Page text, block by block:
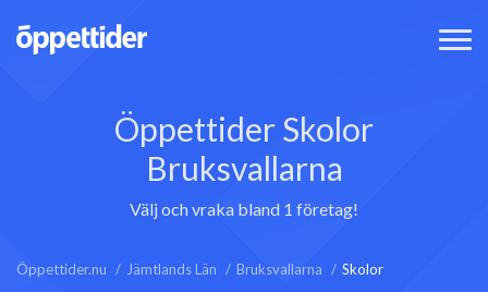
Öppettider Skolor
Bruksvallarna
Välj och vraka bland 1 företag!
Öppettider.nu Jämtlands Län Bruksvallarna Skolor